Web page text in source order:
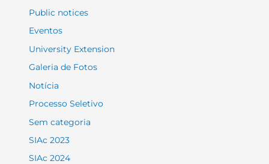
Public notices
Eventos
University Extension
Galeria de Fotos
Notícia
Processo Seletivo
Sem categoria
SIAc 2023
SIAc 2024